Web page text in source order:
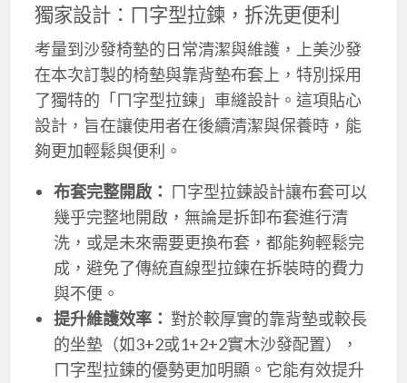
獨家設計：ㄇ字型拉鍊，拆洗更便利
考量到沙發椅墊的日常清潔與維護，上美沙發
在本次訂製的椅墊與靠背墊布套上，特別採用
了獨特的「ㄇ字型拉鍊」車縫設計。這項貼心
設計，旨在讓使用者在後續清潔與保養時，能
夠更加輕鬆與便利。
布套完整開啟： ㄇ字型拉鍊設計讓布套可以
幾乎完整地開啟，無論是拆卸布套進行清
洗，或是未來需要更換布套，都能夠輕鬆完
成，避免了傳統直線型拉鍊在拆裝時的費力
與不便。
提升維護效率： 對於較厚實的靠背墊或較長
的坐墊（如3+2或1+2+2實木沙發配置），
ㄇ字型拉鍊的優勢更加明顯。它能有效提升